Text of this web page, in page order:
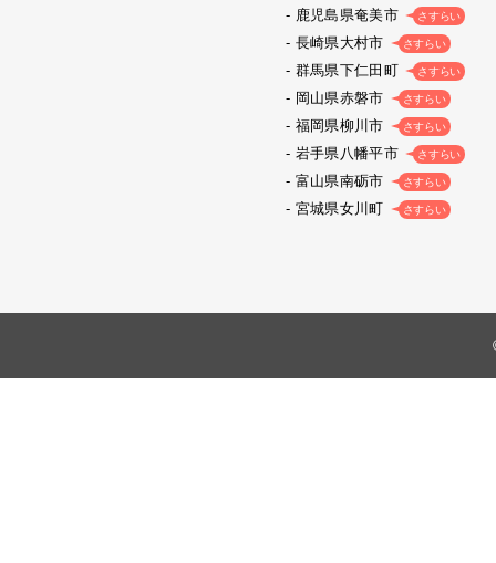
鹿児島県奄美市 さすらい
長崎県大村市 さすらい
群馬県下仁田町 さすらい
岡山県赤磐市 さすらい
福岡県柳川市 さすらい
岩手県八幡平市 さすらい
富山県南砺市 さすらい
宮城県女川町 さすらい